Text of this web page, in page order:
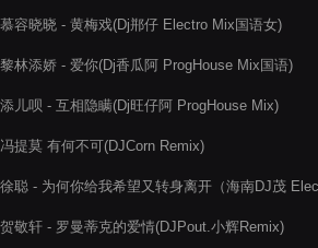
慕容晓晓 - 黄梅戏(Dj郱仔 Electro Mix国语女)
黎林添娇 - 爱你(Dj香瓜阿 ProgHouse Mix国语)
添儿呗 - 互相隐瞒(Dj旺仔阿 ProgHouse Mix)
冯提莫 有何不可(DJCorn Remix)
徐聪 - 为何你给我希望又转身离开（海南DJ茂
贺敬轩 - 罗曼蒂克的爱情(DJPout.小辉Remix)